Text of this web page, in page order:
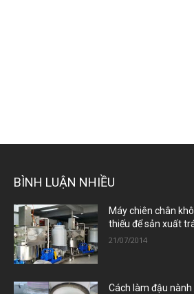
BÌNH LUẬN NHIỀU
Máy chiên chân
thiếu để sản xuất
21/07/2014
Cách làm đậu